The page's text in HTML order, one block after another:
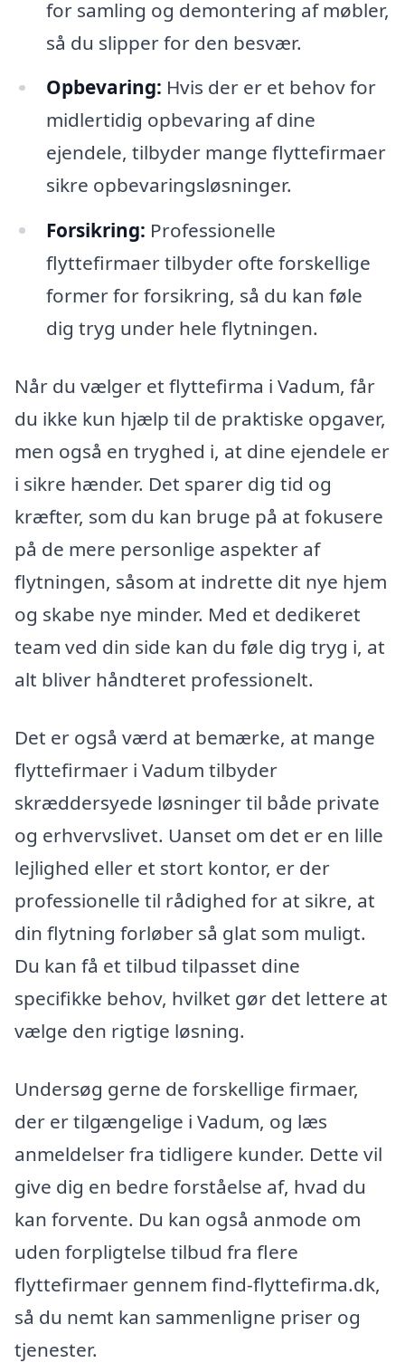
for samling og demontering af møbler,
så du slipper for den besvær.
Opbevaring: Hvis der er et behov for
midlertidig opbevaring af dine
ejendele, tilbyder mange flyttefirmaer
sikre opbevaringsløsninger.
Forsikring: Professionelle
flyttefirmaer tilbyder ofte forskellige
former for forsikring, så du kan føle
dig tryg under hele flytningen.
Når du vælger et flyttefirma i Vadum, får
du ikke kun hjælp til de praktiske opgaver,
men også en tryghed i, at dine ejendele er
i sikre hænder. Det sparer dig tid og
kræfter, som du kan bruge på at fokusere
på de mere personlige aspekter af
flytningen, såsom at indrette dit nye hjem
og skabe nye minder. Med et dedikeret
team ved din side kan du føle dig tryg i, at
alt bliver håndteret professionelt.
Det er også værd at bemærke, at mange
flyttefirmaer i Vadum tilbyder
skræddersyede løsninger til både private
og erhvervslivet. Uanset om det er en lille
lejlighed eller et stort kontor, er der
professionelle til rådighed for at sikre, at
din flytning forløber så glat som muligt.
Du kan få et tilbud tilpasset dine
specifikke behov, hvilket gør det lettere at
vælge den rigtige løsning.
Undersøg gerne de forskellige firmaer,
der er tilgængelige i Vadum, og læs
anmeldelser fra tidligere kunder. Dette vil
give dig en bedre forståelse af, hvad du
kan forvente. Du kan også anmode om
uden forpligtelse tilbud fra flere
flyttefirmaer gennem find-flyttefirma.dk,
så du nemt kan sammenligne priser og
tjenester.